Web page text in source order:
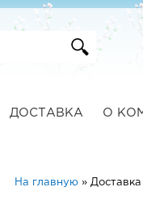
ДОСТАВКА О
На главную» Доставка